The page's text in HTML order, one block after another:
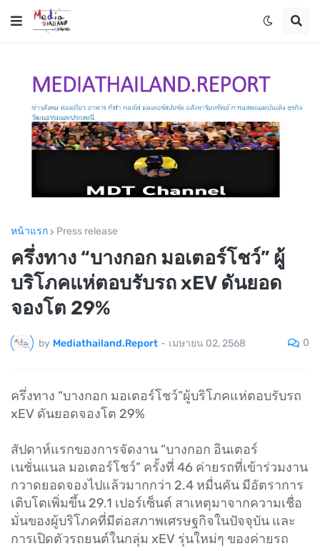
หน้าแรก Press release
ครึ่งทาง “บางกอก มอเตอร์โชว์” ผู้
บริโภคแห่ตอบรับรถ xEV ดันยอด
จองโต 29%
by Mediathailand.Report - เมษายน 02, 2568 0
ครึ่งทาง “บางกอก มอเตอร์โชว์”ผู้บริโภคแห่ตอบรับรถ
xEV ดันยอดจองโต 29%
สัปดาห์แรกของการจัดงาน “บางกอก อินเตอร์
เนชั่นแนล มอเตอร์โชว์” ครั้งที่ 46 ค่ายรถที่เข้าร่วมงาน
กวาดยอดจองไปแล้วมากกว่า 2.4 หมื่นคัน มีอัตราการ
เติบโตเพิ่มขึ้น 29.1 เปอร์เซ็นต์ สาเหตุมาจากความเชื่อ
มั่นของผู้บริโภคที่มีต่อสภาพเศรษฐกิจในปัจจุบัน และ
การเปิดตัวรถยนต์ในกลุ่ม xEV รุ่นใหม่ๆ ของค่ายรถ